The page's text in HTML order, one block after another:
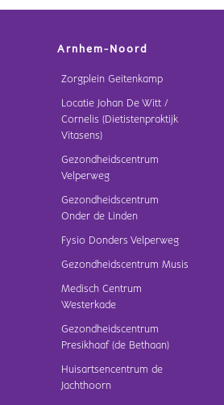
Arnhem-Noord
Zorgplein Geitenkamp
Locatie Johan De Witt /
Cornelis (Dietistenpraktijk
Vitasens)
Gezondheidscentrum
Velperweg
Gezondheidscentrum
Onder de Linden
Fysio Donders Velperweg
Gezondheidscentrum Musis
Medisch Centrum
Westerkade
Gezondheidscentrum
Presikhaaf (de Bethaan)
Huisartsencentrum de
Jachthoorn